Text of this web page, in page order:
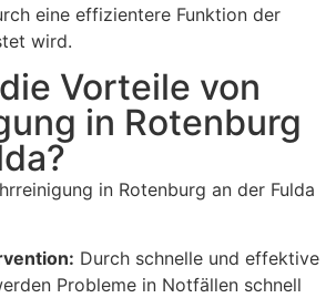
eine effizientere Funktion der
wird.
Vorteile von
in Rotenburg
in Rotenburg an der Fulda
Durch schnelle und effektive
Probleme in Notfällen schnell